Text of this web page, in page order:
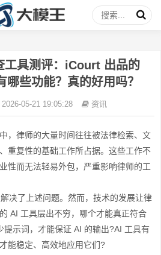
工具测评：iCourt 出品的
些功能？真的好用吗？
2026-05-21 19:05:28 资讯
律师的大量时间往往被法律检索、文
重复性的基础工作所占据。这些工作不
性而无法轻易外包，严重影响律师的工
了上述问题。然而，技术的发展让律
AI 工具层出不穷，哪个才能真正符合
示词，才能保证 AI 的输出?AI 工具有
能稳定、高效地应用它们?